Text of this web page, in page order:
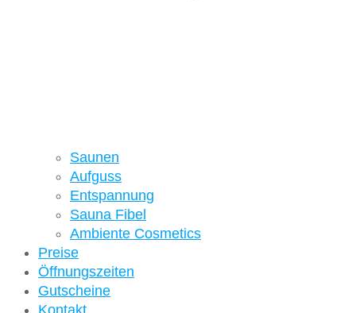
Saunen
Aufguss
Entspannung
Sauna Fibel
Ambiente Cosmetics
Preise
Öffnungszeiten
Gutscheine